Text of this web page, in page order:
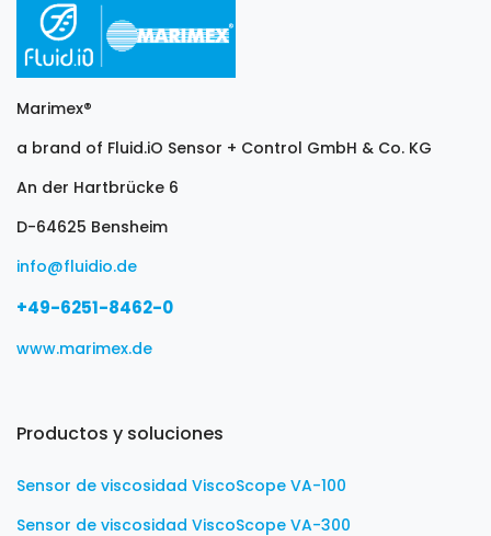
Marimex®
a brand of Fluid.iO Sensor + Control GmbH & Co. KG
An der Hartbrücke 6
D-64625 Bensheim
info@fluidio.de
+49-6251-8462-0
www.marimex.de
Productos y soluciones
Sensor de viscosidad ViscoScope VA-100
Sensor de viscosidad ViscoScope VA-300